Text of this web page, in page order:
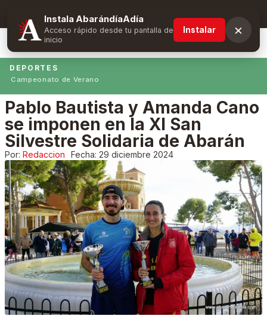
Suscríbete y obtén ventajas exclusivas
DEPORTES
Campeonato de Verano
Pablo Bautista y Amanda Cano
se imponen en la XI San
Silvestre Solidaria de Abarán
Por: Redaccion Fecha: 29 diciembre 2024
Instala AbarándíaAdía
Acceso rápido desde tu pantalla de
inicio
Instalar ×